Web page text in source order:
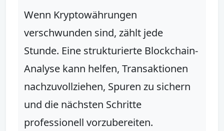
Wenn Kryptowährungen
verschwunden sind, zählt jede
Stunde. Eine strukturierte Blockchain-
Analyse kann helfen, Transaktionen
nachzuvollziehen, Spuren zu sichern
und die nächsten Schritte
professionell vorzubereiten.